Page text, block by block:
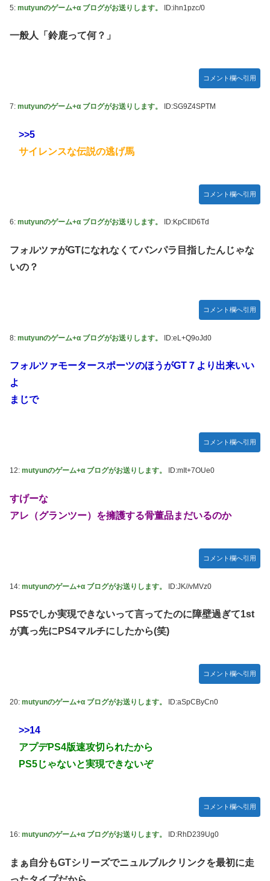
【艦これ】E3-4クリアの流れ来てるな
ｗｗｗｗｗｗｗｗｗｗ
【祝砲】大人気ウマ娘声優、一般男性と結婚するｗｗｗｗｗ
超能力が使えるようになったので限界まで極める事にした
件 その８
【仮面ライダーゼッツ】玖門宗馬にときめいてる女性ファン
【遊戯王】「ドミナス・スパーク」ってそんなに強えのか？
【朗報】FFジジイ「FF7は衝撃的じゃった…」←これガチ本
あなたは衛宮士郎の代わりに五次に挑むようです 第411話
定＆最新PV公開！思ったより発売早い…もう半年後か！
ご主人様？と私と 第68話
いスタバレの上位互換だとまじで好評
【VTuber】千羽師匠、Grokに自分の気持ち悪いツイート聞
くやつやってるのかなって思ったら相手鴨神やんけ
連合のモルモット部隊の部隊長になりました 第42話
ボキャラが回復」←？
声優のデビュー前の画像が発掘されると良い気がしない奴
Juice=Juiceの『ポップミュージック』とかいう曲
いうのなん？
宮澤エマに「国宝級の浴衣美人」の声！「マイ・フィクショ
ン」イベントで魅せた透明感【画像】
任天堂が「gamescom 2026」のラインナップを発表！
突進してきた牛を跳び越えたら、牛が固まって動かなくなっ
ジャンポケ斉藤の被害女性「バウムクーヘン売ったり
TikTokライブしててムカついたから示談しなかった」
【櫻坂46】村山美羽、まさかの場所で見つかる
5: mutyunのゲーム+α ブログがお送りします。 ID:ihn1pzc/0
一般人「鈴鹿って何？」
コメント欄へ引用
7: mutyunのゲーム+α ブログがお送りします。 ID:SG9Z4SPTM
>>5
サイレンスな伝説の逃げ馬
コメント欄へ引用
6: mutyunのゲーム+α ブログがお送りします。 ID:KpCIlD6Td
フォルツァがGTになれなくてバンパラ目指したんじゃな
いの？
コメント欄へ引用
8: mutyunのゲーム+α ブログがお送りします。 ID:eL+Q9oJd0
フォルツァモータースポーツのほうがGT７より出来いい
よ
まじで
コメント欄へ引用
12: mutyunのゲーム+α ブログがお送りします。 ID:mIt+7OUe0
すげーな
アレ（グランツー）を擁護する骨董品まだいるのか
コメント欄へ引用
14: mutyunのゲーム+α ブログがお送りします。 ID:JK//vMVz0
PS5でしか実現できないって言ってたのに障壁過ぎて1st
が真っ先にPS4マルチにしたから(笑)
コメント欄へ引用
20: mutyunのゲーム+α ブログがお送りします。 ID:aSpCByCn0
>>14
アプデPS4版速攻切られたから
PS5じゃないと実現できないぞ
コメント欄へ引用
16: mutyunのゲーム+α ブログがお送りします。 ID:RhD239Ug0
まぁ自分もGTシリーズでニュルブルクリンクを最初に走